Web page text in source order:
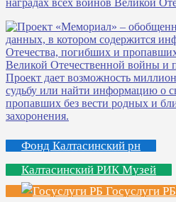
Фонд Калтасинский рн
Калтасинский РИК Музей
Госуслуги РБ